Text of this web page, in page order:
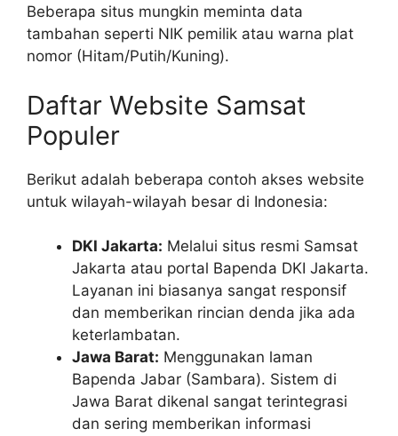
Beberapa situs mungkin meminta data
tambahan seperti NIK pemilik atau warna plat
nomor (Hitam/Putih/Kuning).
Daftar Website Samsat
Populer
Berikut adalah beberapa contoh akses website
untuk wilayah-wilayah besar di Indonesia:
DKI Jakarta: Melalui situs resmi Samsat
Jakarta atau portal Bapenda DKI Jakarta.
Layanan ini biasanya sangat responsif
dan memberikan rincian denda jika ada
keterlambatan.
Jawa Barat: Menggunakan laman
Bapenda Jabar (Sambara). Sistem di
Jawa Barat dikenal sangat terintegrasi
dan sering memberikan informasi